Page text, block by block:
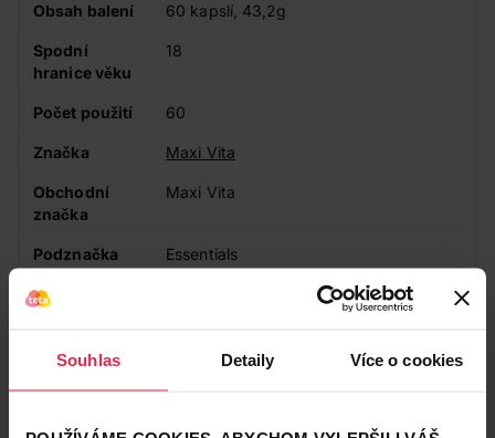
Souhlas Detaily Více o cookies
Obsah balení 60 kapslí, 43,2g
Spodní
hranice věku
18
Počet použití 60
Značka Maxi Vita
Obchodní
značka
Maxi Vita
Podznačka Essentials